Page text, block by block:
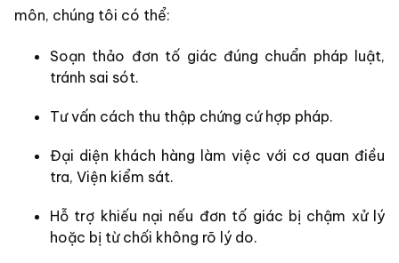
môn, chúng tôi có thể:
Soạn thảo đơn tố giác đúng chuẩn pháp luật,
tránh sai sót.
Tư vấn cách thu thập chứng cứ hợp pháp.
Đại diện khách hàng làm việc với cơ quan điều
tra, Viện kiểm sát.
Hỗ trợ khiếu nại nếu đơn tố giác bị chậm xử lý
hoặc bị từ chối không rõ lý do.